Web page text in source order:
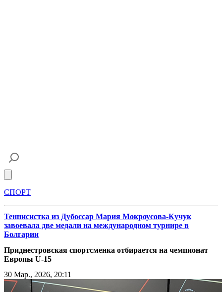
СПОРТ
Теннисистка из Дубоссар Мария Мокроусова-Кучук
завоевала две медали на международном турнире в
Болгарии
Приднестровская спортсменка отбирается на чемпионат
Европы U-15
30 Мар., 2026, 20:11